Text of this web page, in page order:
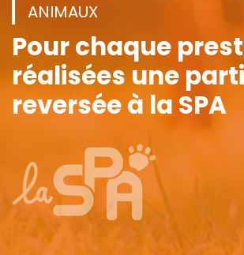
ANIMAUX
Pour chaque
réalisées une
reversée à la SPA